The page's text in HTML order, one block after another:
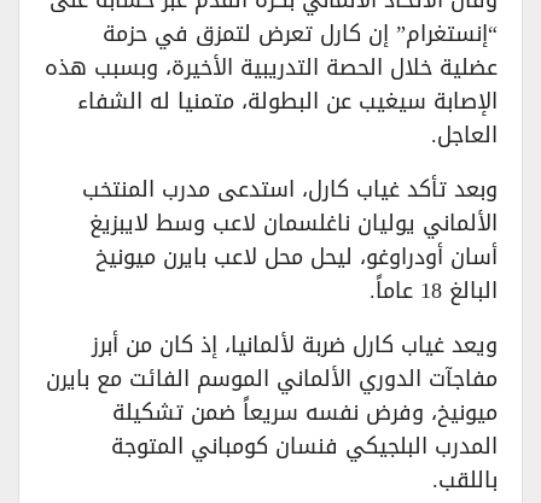
“إنستغرام” إن كارل تعرض لتمزق في حزمة
عضلية خلال الحصة التدريبية الأخيرة، وبسبب هذه
الإصابة سيغيب عن البطولة، متمنيا له الشفاء
العاجل.
وبعد تأكد غياب كارل، استدعى مدرب المنتخب
الألماني يوليان ناغلسمان لاعب وسط لايبزيغ
أسان أودراوغو، ليحل محل لاعب بايرن ميونيخ
البالغ 18 عاماً.
ويعد غياب كارل ضربة لألمانيا، إذ كان من أبرز
مفاجآت الدوري الألماني الموسم الفائت مع بايرن
ميونيخ، وفرض نفسه سريعاً ضمن تشكيلة
المدرب البلجيكي فنسان كومباني المتوجة
باللقب.